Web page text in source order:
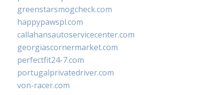
greenstarsmogcheck.com
happypawspl.com
callahansautoservicecenter.com
georgiascornermarket.com
perfectfit24-7.com
portugalprivatedriver.com
von-racer.com